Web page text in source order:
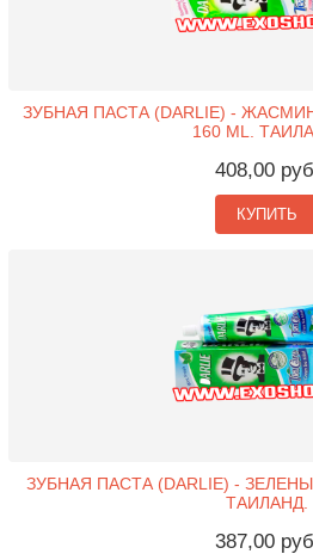
ЗУБНАЯ ПАСТА (DARLIE) -
160 ML.
408,00
КУПИТЬ
ЗУБНАЯ ПАСТА (DARLIE) -
ТАИЛАНД.
387,00